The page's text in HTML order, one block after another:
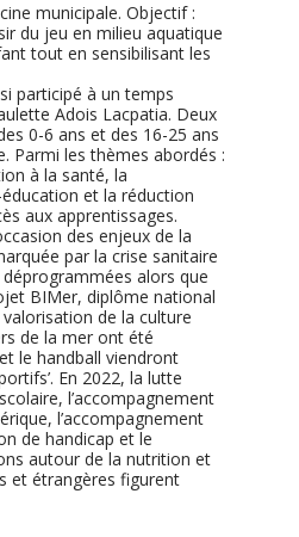
municipale. Objectif :
du jeu en milieu aquatique
tout en sensibilisant les
participé à un temps
Adois Lacpatia. Deux
0-6 ans et des 16-25 ans
Parmi les thèmes abordés :
à la santé, la
et la réduction
aux apprentissages.
des enjeux de la
par la crise sanitaire
alors que
BIMer, diplôme national
de la culture
de la mer ont été
le handball viendront
En 2022, la lutte
l’accompagnement
l’accompagnement
de handicap et le
autour de la nutrition et
et étrangères figurent